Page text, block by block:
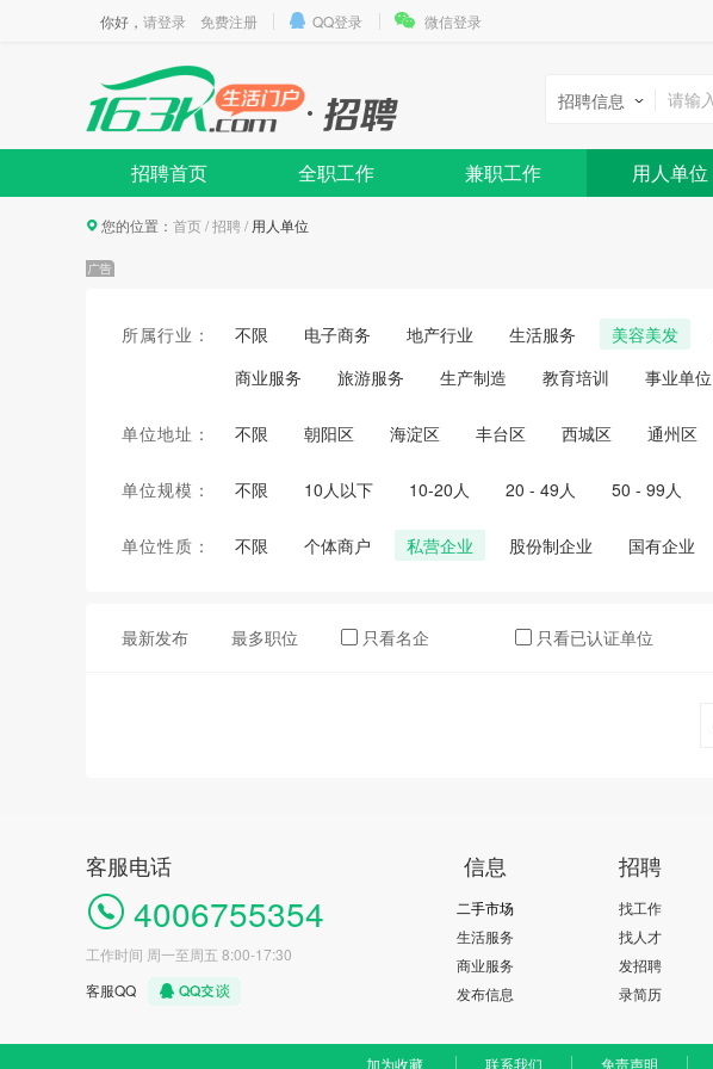
你好， 请登录 免费注册 QQ登录 微信登录
招聘信息
招聘首页 全职工作 兼职工作 用人单位
您的位置： 首页/招聘/ 用人单位
所属行业： 不限 电子商务 地产行业 生活服务 美容美发
商业服务
旅游服务 生产制造 教育培训 事业单位
单位地址： 不限 朝阳区 海淀区 丰台区 西城区 通州区
单位规模： 不限 10人以下 10-20人 20 - 49人 50 - 99人
单位性质： 不限 个体商户 私营企业 股份制企业 国有企业
最新发布 最多职位 只看名企 只看已认证单位
客服电话
4006755354
工作时间 周一至周五 8:00-17:30
客服QQ
信息
二手市场
生活服务
商业服务
发布信息
招聘
找工作
找人才
发招聘
录简历
加为收藏 联系我们 免责声明